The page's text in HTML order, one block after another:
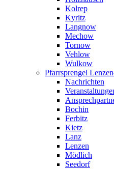
Kolrep
Kyritz
Langnow
Mechow
Tornow
Vehlow
Wulkow
Pfarrsprengel
Nachrichten
Bochin
Ferbitz
Kietz
Lanz
Lenzen
Mödlich
Seedorf